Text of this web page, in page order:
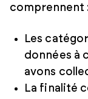
comprennent
Les
données à
avons
La finalité